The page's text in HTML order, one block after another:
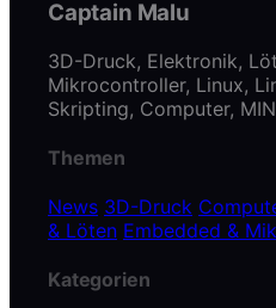
Captain Malu
3D-Druck, Elektronik,
Mikrocontroller, Linux,
Skripting, Computer,
Themen
News 3D-Druck
& Löten Embedded &
Kategorien